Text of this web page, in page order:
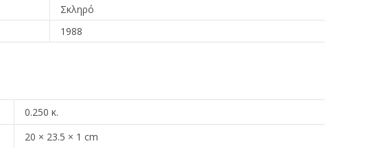
Σκληρό
1988
0.250 κ.
20 × 23.5 × 1 cm